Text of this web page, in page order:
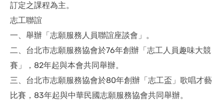
訂定之課程為主。
志工聯誼
一、舉辦「志願服務人員聯誼座談會」。
二、台北市志願服務協會於76年創辦「志工人員趣味大競
賽」，82年起與本會共同舉辦。
三、台北市志願服務協會於80年創辦「志工盃」歌唱才藝
比賽，83年起與中華民國志願服務協會共同舉辦。